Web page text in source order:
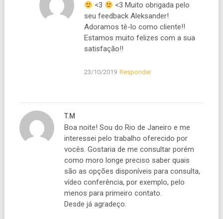
<3
<3 Muito obrigada pelo
seu feedback Aleksander!
Adoramos tê-lo como cliente!!
Estamos muito felizes com a sua
satisfação!!
23/10/2019 Responder
T.M
Boa noite! Sou do Rio de Janeiro e me
interessei pelo trabalho oferecido por
vocês. Gostaria de me consultar porém
como moro longe preciso saber quais
são as opções disponíveis para consulta,
vídeo conferência, por exemplo, pelo
menos para primeiro contato.
Desde já agradeço.